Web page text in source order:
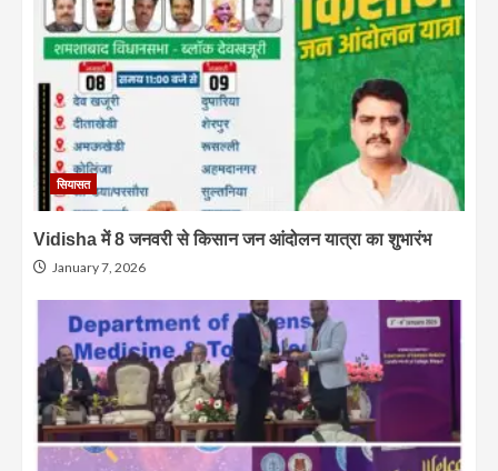
सियासत
Vidisha में 8 जनवरी से किसान जन आंदोलन यात्रा का शुभारंभ
January 7, 2026